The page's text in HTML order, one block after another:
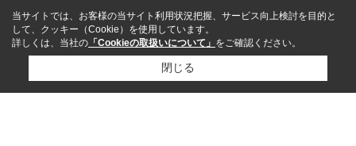
当サイトでは、お客様の当サイト利用状況把握、サービス向上検討を目的と
して、クッキー（Cookie）を使用しています。
詳しくは、当社の 「Cookieの取扱いについて」 をご確認ください。
閉じる